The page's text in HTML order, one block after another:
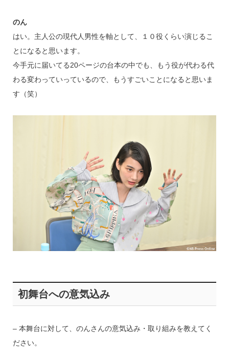
のん
はい。主人公の現代人男性を軸として、１０役くらい演じるこ
とになると思います。
今手元に届いてる20ページの台本の中でも、もう役が代わる代
わる変わっていっているので、もうすごいことになると思いま
す（笑）
初舞台への意気込み
– 本舞台に対して、のんさんの意気込み・取り組みを教えてく
ださい。